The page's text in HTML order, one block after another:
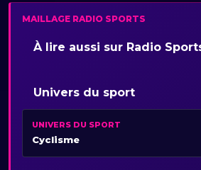
MAILLAGE RADIO SPORTS
À lire aussi sur Radio
Univers du sport
UNIVERS DU SPORT
Cyclisme